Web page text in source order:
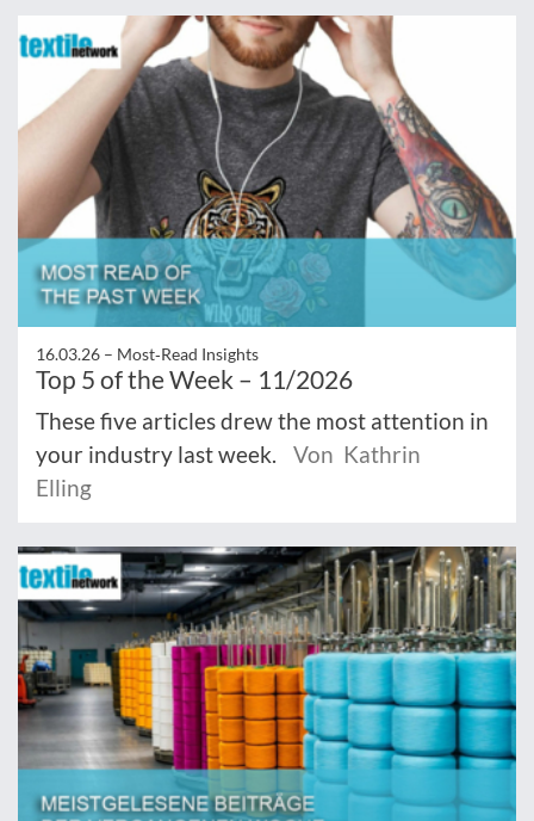
16.03.26 – Most‑Read Insights
Top 5 of the Week – 11/2026
These five articles drew the most attention in
your industry last week.
Von Kathrin
Elling